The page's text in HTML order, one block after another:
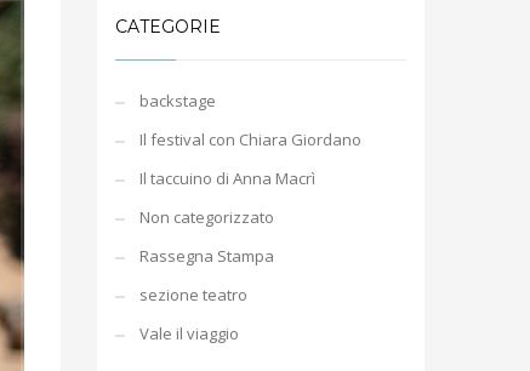
CATEGORIE
backstage
Il festival con Chiara Giordano
Il taccuino di Anna Macrì
Non categorizzato
Rassegna Stampa
sezione teatro
Vale il viaggio